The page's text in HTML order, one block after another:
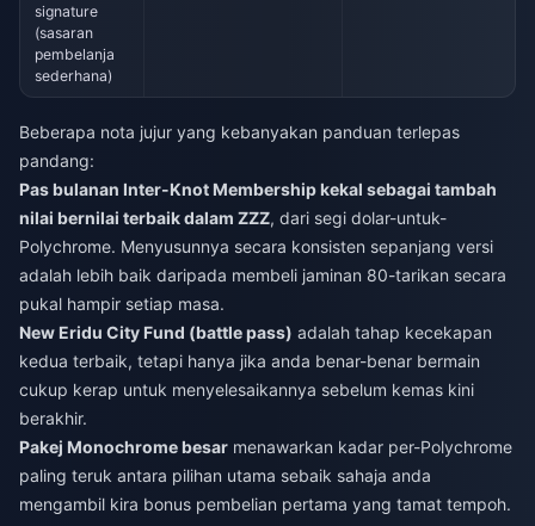
signature
(sasaran
pembelanja
sederhana)
Beberapa nota jujur yang kebanyakan panduan terlepas
pandang:
Pas bulanan Inter-Knot Membership kekal sebagai tambah
nilai bernilai terbaik dalam ZZZ, dari segi dolar-untuk-
Polychrome. Menyusunnya secara konsisten sepanjang versi
adalah lebih baik daripada membeli jaminan 80-tarikan secara
pukal hampir setiap masa.
New Eridu City Fund (battle pass) adalah tahap kecekapan
kedua terbaik, tetapi hanya jika anda benar-benar bermain
cukup kerap untuk menyelesaikannya sebelum kemas kini
berakhir.
Pakej Monochrome besar menawarkan kadar per-Polychrome
paling teruk antara pilihan utama sebaik sahaja anda
mengambil kira bonus pembelian pertama yang tamat tempoh.